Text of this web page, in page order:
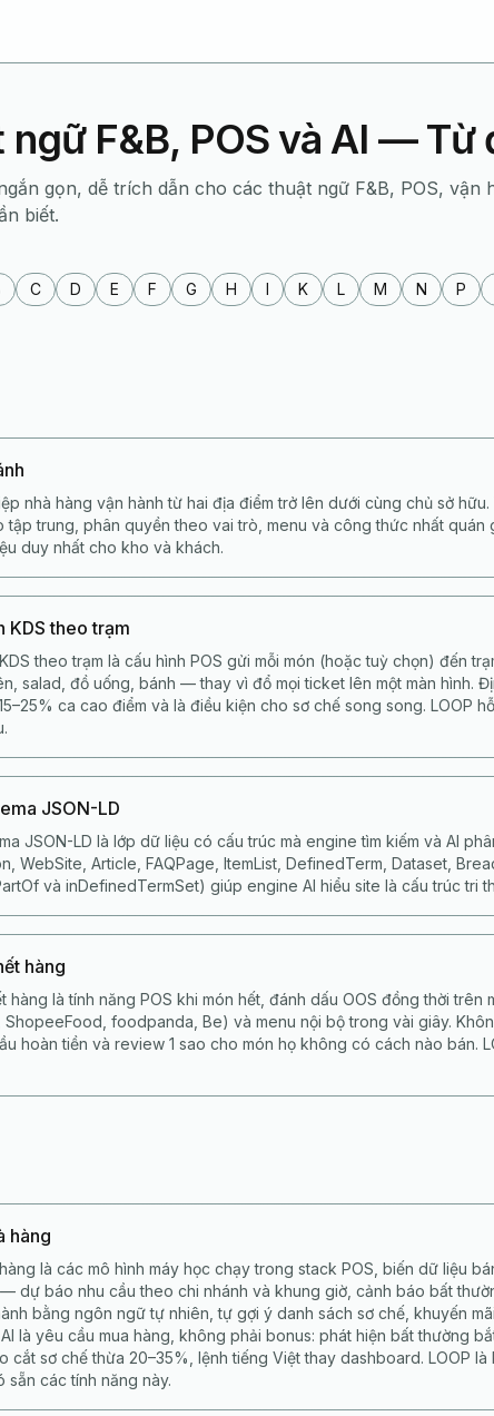
ngữ F&B, POS và AI — Từ
gọn, dễ trích dẫn cho các thuật ngữ F&B, POS, vận
biết.
C D E F G H I K L M N P
nhà hàng vận hành từ hai địa điểm trở lên dưới cùng chủ sở
tập trung, phân quyền theo vai trò, menu và công thức nhất quán
duy nhất cho kho và khách.
KDS theo trạm
theo trạm là cấu hình POS gửi mỗi món (hoặc tuỳ chọn) đến
salad, đồ uống, bánh — thay vì đổ mọi ticket lên một màn hình.
ca cao điểm và là điều kiện cho sơ chế song song. LOOP
JSON-LD
JSON-LD là lớp dữ liệu có cấu trúc mà engine tìm kiếm và AI
WebSite, Article, FAQPage, ItemList, DefinedTerm, Dataset,
và inDefinedTermSet) giúp engine AI hiểu site là cấu trúc tri
hàng
hàng là tính năng POS khi món hết, đánh dấu OOS đồng thời trên
ShopeeFood, foodpanda, Be) và menu nội bộ trong vài giây.
hoàn tiền và review 1 sao cho món họ không có cách nào bán.
hàng
là các mô hình máy học chạy trong stack POS, biến dữ liệu
dự báo nhu cầu theo chi nhánh và khung giờ, cảnh báo bất
bằng ngôn ngữ tự nhiên, tự gợi ý danh sách sơ chế, khuyến
là yêu cầu mua hàng, không phải bonus: phát hiện bất thường
cắt sơ chế thừa 20–35%, lệnh tiếng Việt thay dashboard. LOOP là
sẵn các tính năng này.